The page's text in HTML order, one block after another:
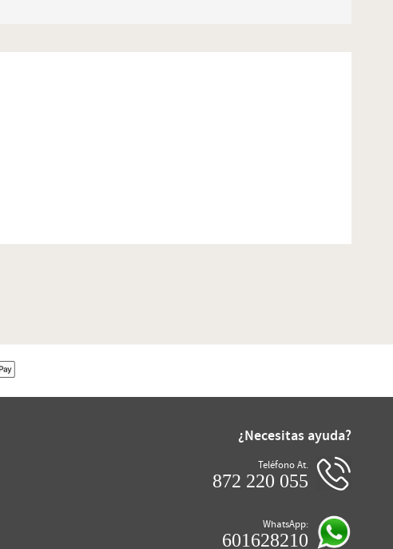
¿Necesitas ayuda?
Teléfono At.
872 220 055
WhatsApp:
601628210